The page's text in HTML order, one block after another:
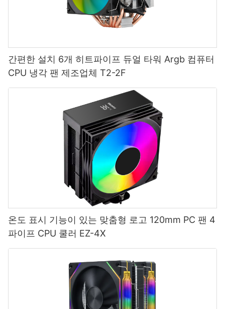
간편한 설치 6개 히트파이프 듀얼 타워 Argb 컴퓨터
CPU 냉각 팬 제조업체 T2-2F
온도 표시 기능이 있는 맞춤형 로고 120mm PC 팬 4
파이프 CPU 쿨러 EZ-4X